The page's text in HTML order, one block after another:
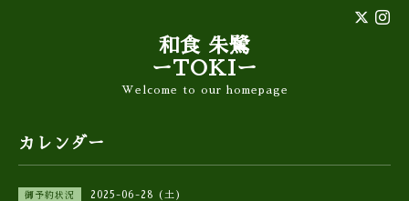
和食 朱鷺
ーTOKIー
Welcome to our homepage
カレンダー
御予約状況 2025-06-28 (土)